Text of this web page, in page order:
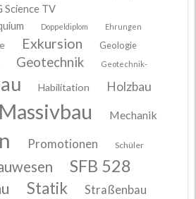
Science TV
Doppeldiplom Ehrungen
Exkursion
Geologie
Geotechnik Geotechnik-
Habilitation Holzbau
Massivbau Mechanik
Promotionen Schüler
SFB 528
Statik Straßenbau